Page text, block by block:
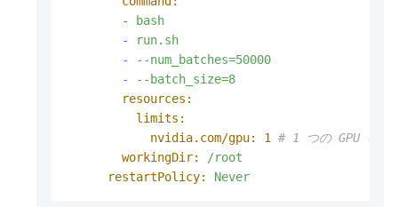
-
bash
-
run.sh
-
--num_batches=50000
-
--batch_size=8
resources:
limits:
nvidia.com/gpu:
1
# 1 つの GPU をリ
workingDir:
/root
restartPolicy:
Never